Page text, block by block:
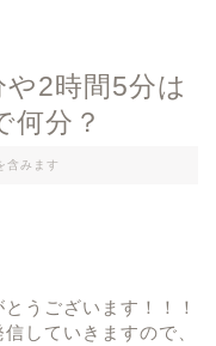
2時間5分は
何分？
含みます
うございます！！！
していきますので、